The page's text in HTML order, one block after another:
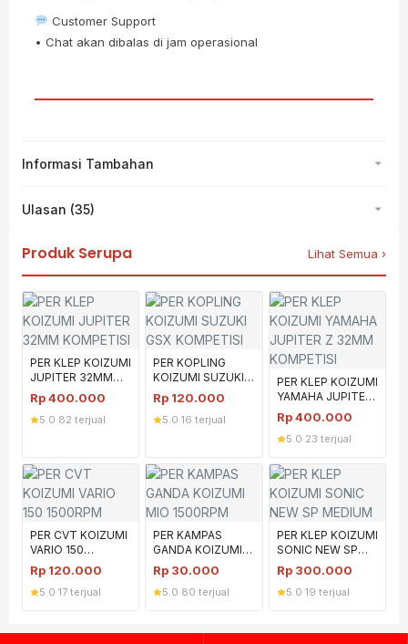
Customer Support
• Chat akan dibalas di jam operasional
Informasi Tambahan
Ulasan (35)
Produk Serupa Lihat Semua ›
PER KLEP KOIZUMI
JUPITER 32MM
KOMPETISI
Rp400.000
5.0 82 terjual
PER KOPLING
KOIZUMI SUZUKI
GSX KOMPETISI
Rp 120.000
5.0 ·16 terjual
PER KLEP KOIZUMI
YAMAHA JUPITER
Z 32MM
KOMPETISI
Rp400.000
5.0 23 terjual
PER CVT KOIZUMI
VARIO 150
1500RPM
Rp 120.000
5.0 17 terjual
PER KAMPAS
GANDA KOIZUMI
MIO 1500RPM
Rp 30.000
5.0 80 terjual
PER KLEP KOIZUMI
SONIC NEW SP
MEDIUM
Rp 300.000
5.0 19 terjual